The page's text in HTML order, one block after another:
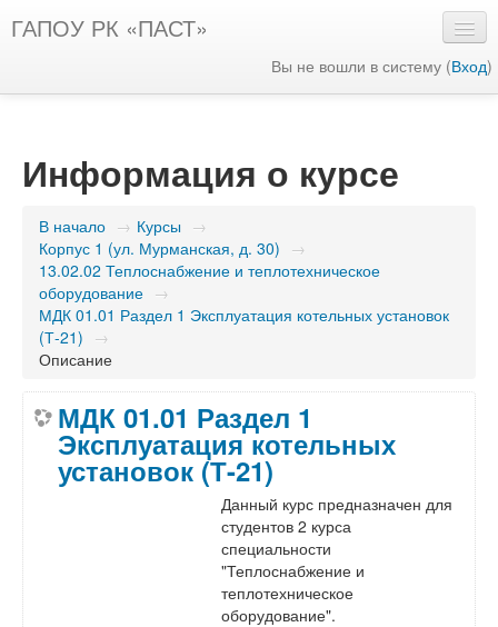
ГАПОУ РК «ПАСТ»
Вы не вошли в систему (Вход)
Информация о курсе
В начало → Курсы →
Корпус 1 (ул. Мурманская, д. 30) →
13.02.02 Теплоснабжение и теплотехническое
оборудование →
МДК 01.01 Раздел 1 Эксплуатация котельных установок
(Т-21) →
Описание
МДК 01.01 Раздел 1
Эксплуатация котельных
установок (Т-21)
Данный курс предназначен для
студентов 2 курса
специальности
"Теплоснабжение и
теплотехническое
оборудование".